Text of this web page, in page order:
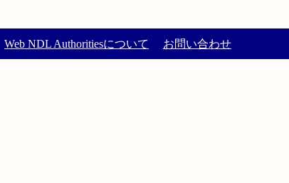
Web NDL Authoritiesについて お問い合わせ